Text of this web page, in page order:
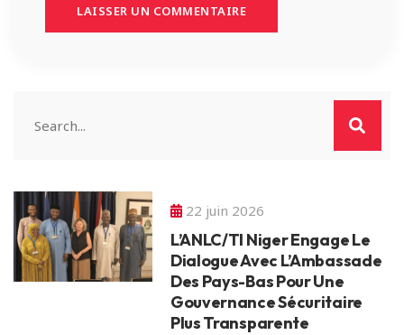
22 juin 2026
L’ANLC/TI Niger Engage Le
Dialogue Avec L’Ambassade
Des Pays-Bas Pour Une
Gouvernance Sécuritaire
Plus Transparente